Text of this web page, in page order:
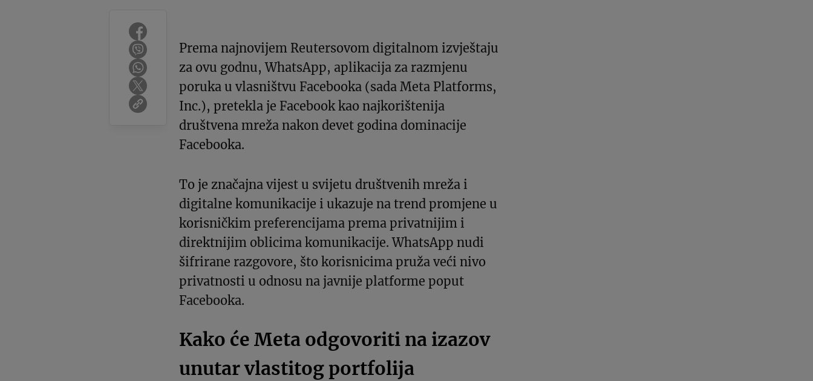
Prema najnovijem Reutersovom digitalnom izvještaju
za ovu godnu, WhatsApp, aplikacija za razmjenu
poruka u vlasništvu Facebooka (sada Meta Platforms,
Inc.), pretekla je Facebook kao najkorištenija
društvena mreža nakon devet godina dominacije
Facebooka.
To je značajna vijest u svijetu društvenih mreža i
digitalne komunikacije i ukazuje na trend promjene u
korisničkim preferencijama prema privatnijim i
direktnijim oblicima komunikacije. WhatsApp nudi
šifrirane razgovore, što korisnicima pruža veći nivo
privatnosti u odnosu na javnije platforme poput
Facebooka.
Kako će Meta odgovoriti na izazov
unutar vlastitog portfolija